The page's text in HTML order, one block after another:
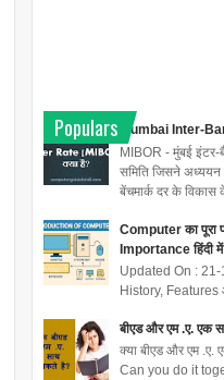
Populars
Mumbai Inter-
MIBOR - मुंबई
समिति जिसने अध्ययन
बेंचमार्क दर के विकास
Computer का
Importance हिंदी में
Updated On : 21-
History, Features
बीएड और एम .ए. एक
क्या बीएड और एम
Can you do it